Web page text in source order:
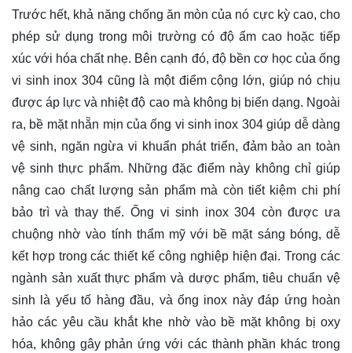
Trước hết, khả năng chống ăn mòn của nó cực kỳ cao, cho
phép sử dụng trong môi trường có độ ẩm cao hoặc tiếp
xúc với hóa chất nhẹ. Bên cạnh đó, độ bền cơ học của ống
vi sinh inox 304 cũng là một điểm cộng lớn, giúp nó chịu
được áp lực và nhiệt độ cao mà không bị biến dạng. Ngoài
ra, bề mặt nhẵn mịn của ống vi sinh inox 304 giúp dễ dàng
vệ sinh, ngăn ngừa vi khuẩn phát triển, đảm bảo an toàn
vệ sinh thực phẩm. Những đặc điểm này không chỉ giúp
nâng cao chất lượng sản phẩm mà còn tiết kiệm chi phí
bảo trì và thay thế. Ống vi sinh inox 304 còn được ưa
chuộng nhờ vào tính thẩm mỹ với bề mặt sáng bóng, dễ
kết hợp trong các thiết kế công nghiệp hiện đại. Trong các
ngành sản xuất thực phẩm và dược phẩm, tiêu chuẩn vệ
sinh là yếu tố hàng đầu, và ống inox này đáp ứng hoàn
hảo các yêu cầu khắt khe nhờ vào bề mặt không bị oxy
hóa, không gây phản ứng với các thành phần khác trong